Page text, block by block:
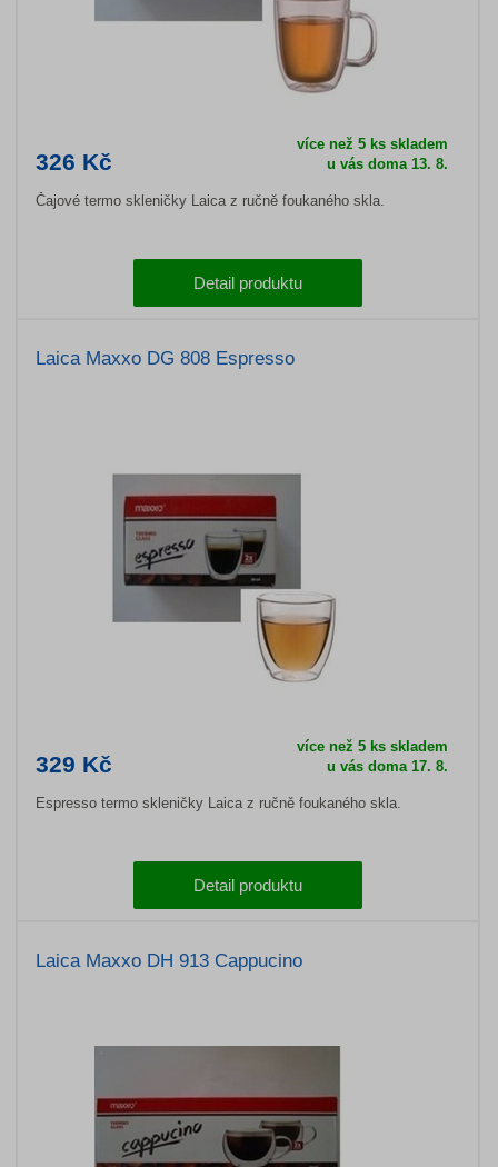
326 Kč
více než 5 ks skladem
u vás doma 13. 8.
Čajové termo skleničky Laica z ručně foukaného skla.
Detail produktu
Laica Maxxo DG 808 Espresso
329 Kč
více než 5 ks skladem
u vás doma 17. 8.
Espresso termo skleničky Laica z ručně foukaného skla.
Detail produktu
Laica Maxxo DH 913 Cappucino